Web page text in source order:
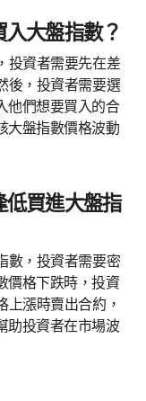
大盤指數？
投資者需要先在差
後，投資者需要選
他們想要買入的合
大盤指數價格波動
低買進大盤指
數，投資者需要密
價格下跌時，投資
上漲時賣出合約，
助投資者在市場波